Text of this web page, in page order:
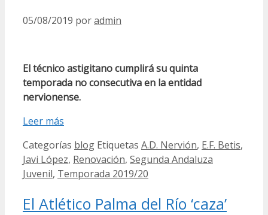
05/08/2019 poradmin
El técnico astigitano cumplirá su quinta
temporada no consecutiva en la entidad
nervionense.
Leer más
Categorías blog Etiquetas A.D. Nervión, E.F. Betis,
Javi López, Renovación, Segunda Andaluza
Juvenil, Temporada 2019/20
El Atlético Palma del Río ‘caza’